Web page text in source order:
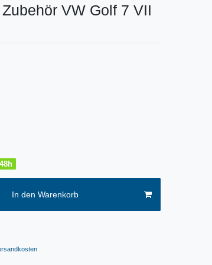
VW Golf 7 VII
In den Warenkorb